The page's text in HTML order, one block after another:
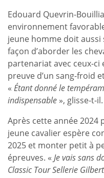
Edouard Quevrin-
environnement
jeune homme doit aussi
façon d’aborder les
partenariat avec ceux-ci
preuve d’un sang-froid
« Étant donné le
indispensable », glisse-t-il.
Après cette année
jeune cavalier espère
2025 et monter petit à
épreuves. « Je vais sans
Classic Tour Sellerie